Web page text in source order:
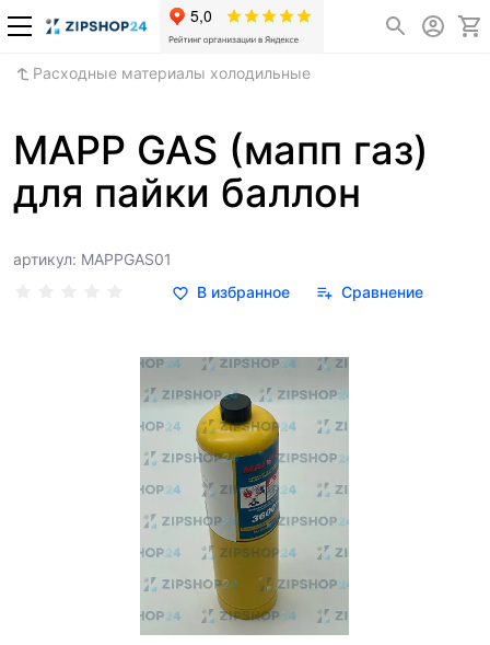
Расходные материалы холодильные
MAPP GAS (мапп газ)
для пайки баллон
артикул: MAPPGAS01
В избранное
Сравнение